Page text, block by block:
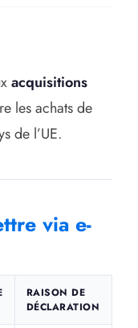
acquisitions
les achats de
de l’UE.
via e-
RAISON DE
DÉCLARATION